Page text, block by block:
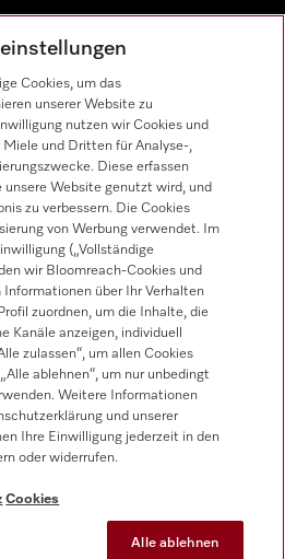
Youtube
Cookies, um das
unserer Website zu
nutzen wir Cookies und
und Dritten für Analyse-,
Diese erfassen
unsere Website genutzt wird, und
zu verbessern. Die Cookies
von Werbung verwendet. Im
(„Vollständige
wir Bloomreach-Cookies und
Informationen über Ihr Verhalten
zuordnen, um die Inhalte, die
Kanäle anzeigen, individuell
zulassen“, um allen Cookies
ablehnen“, um nur unbedingt
Weitere Informationen
und unserer
Ihre Einwilligung jederzeit in den
oder widerrufen.
Cookies
Alle ablehnen